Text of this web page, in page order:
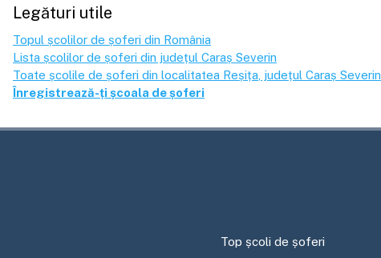
Legături utile
Topul școlilor de șoferi din România
Lista școlilor de șoferi din județul Caraș Severin
Toate școlile de șoferi din localitatea Reșița , județul Caraș Severin
Înregistrează-ți școala de șoferi
Top școli de șoferi